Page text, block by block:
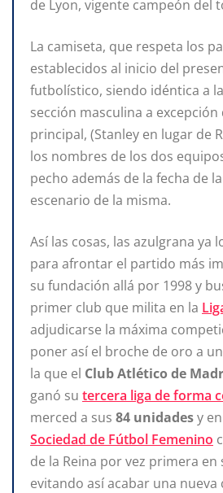
de Lyon, vigente campeón del
La camiseta, que respeta los
establecidos al inicio del
futbolístico, siendo idéntica a
sección masculina a
principal, (Stanley en lugar de
los nombres de los dos
pecho además de la fecha de
escenario de la misma.
Así las cosas, las azulgrana ya
para afrontar el partido más
su fundación allá por 1998 y
primer club que milita en la
adjudicarse la máxima
poner así el broche de oro a
la que el Club Atlético de
ganó su tercera liga de forma
merced a sus 84 unidadesy
Sociedad de Fútbol Femenino
de la Reina por vez primera en
evitando así acabar una nueva